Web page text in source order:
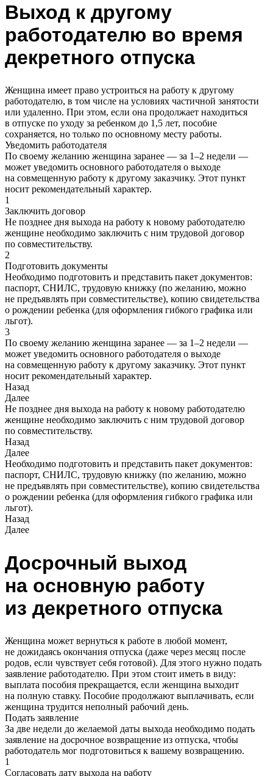
Выход к другому
работодателю во время
декретного отпуска
Женщина имеет право устроиться на работу к другому
работодателю, в том числе на условиях частичной занятости
или удаленно. При этом, если она продолжает находиться
в отпуске по уходу за ребенком до 1,5 лет, пособие
сохраняется, но только по основному месту работы.
Уведомить работодателя
По своему желанию женщина заранее — за 1–2 недели —
может уведомить основного работодателя о выходе
на совмещенную работу к другому заказчику. Этот пункт
носит рекомендательный характер.
1
Заключить договор
Не позднее дня выхода на работу к новому работодателю
женщине необходимо заключить с ним трудовой договор
по совместительству.
2
Подготовить документы
Необходимо подготовить и представить пакет документов:
паспорт, СНИЛС, трудовую книжку (по желанию, можно
не предъявлять при совместительстве), копию свидетельства
о рождении ребенка (для оформления гибкого графика или
льгот).
3
По своему желанию женщина заранее — за 1–2 недели —
может уведомить основного работодателя о выходе
на совмещенную работу к другому заказчику. Этот пункт
носит рекомендательный характер.
Назад
Далее
Не позднее дня выхода на работу к новому работодателю
женщине необходимо заключить с ним трудовой договор
по совместительству.
Назад
Далее
Необходимо подготовить и представить пакет документов:
паспорт, СНИЛС, трудовую книжку (по желанию, можно
не предъявлять при совместительстве), копию свидетельства
о рождении ребенка (для оформления гибкого графика или
льгот).
Назад
Далее
Досрочный выход
на основную работу
из декретного отпуска
Женщина может вернуться к работе в любой момент,
не дожидаясь окончания отпуска (даже через месяц после
родов, если чувствует себя готовой). Для этого нужно подать
заявление работодателю. При этом стоит иметь в виду:
выплата пособия прекращается, если женщина выходит
на полную ставку. Пособие продолжают выплачивать, если
женщина трудится неполный рабочий день.
Подать заявление
За две недели до желаемой даты выхода необходимо подать
заявление на досрочное возвращение из отпуска, чтобы
работодатель мог подготовиться к вашему возвращению.
1
Согласовать дату выхода на работу